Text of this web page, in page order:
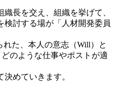
長を交え、組織を挙げて、
検討する場が「人材開発委員
れた、本人の意志（Will）と
のような仕事やポストが適
めていきます。